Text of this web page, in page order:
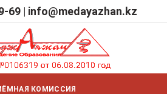
69| info@medayazhan.kz
КОМИССИЯ